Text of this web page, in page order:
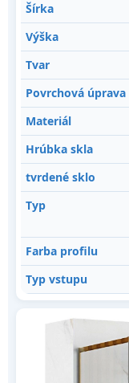
Šírka
Výška
Tvar
Povrchová úprava
Materiál
Hrúbka skla
tvrdené sklo
Typ
Farba profilu
Typ vstupu